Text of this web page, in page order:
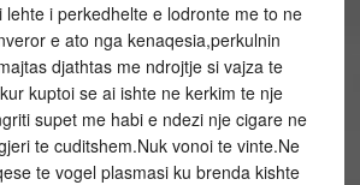
lehte i perkedhelte e lodronte me to ne
e ato nga kenaqesia,perkulnin
djathtas me ndrojtje si vajza te
kuptoi se ai ishte ne kerkim te nje
supet me habi e ndezi nje cigare ne
te cuditshem.Nuk vonoi te vinte.Ne
te vogel plasmasi ku brenda kishte